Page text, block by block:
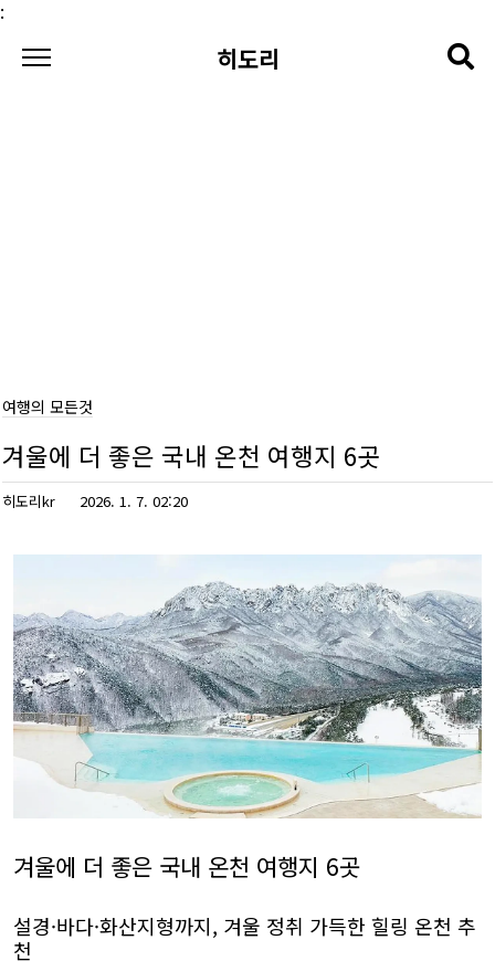
:
본문 바로가기
히도리
여행의 모든것
겨울에 더 좋은 국내 온천 여행지 6곳
히도리kr 2026. 1. 7. 02:20
겨울에 더 좋은 국내 온천 여행지 6곳
설경·바다·화산지형까지, 겨울 정취 가득한 힐링 온천 추
천